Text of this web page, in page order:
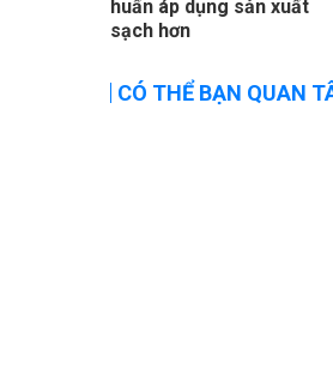
huấn áp dụng sản xuất
sạch hơn
CÓ THỂ BẠN QUAN